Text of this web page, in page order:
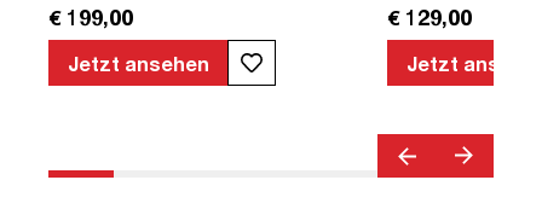
€ 199,00
Jetzt ansehen
€ 129,00
Jetzt